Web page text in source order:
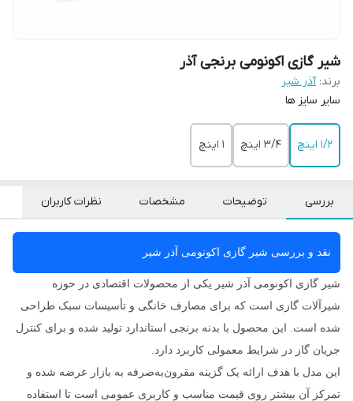
شیر گازی اکونومی برنجی آذر
برند: آذر شیر
سایر سایز ها
۱/۲ اینچ ۳/۴ اینچ ۱ اینچ
بررسی توضیحات مشخصات نظرات کاربران
نقد و بررسی شیر گازی اکونومی آذر شیر
شیر گازی اکونومی آذر شیر یکی از محصولات اقتصادی در حوزه
شیرآلات گازی است که برای مصارف خانگی و تأسیسات سبک طراحی
شده است. این محصول با بدنه برنجی استاندارد تولید شده و برای کنترل
جریان گاز در شرایط معمولی کاربرد دارد.
این مدل با هدف ارائه یک گزینه مقرون‌به‌صرفه به بازار عرضه شده و
تمرکز آن بیشتر روی قیمت مناسب و کاربری عمومی است تا استفاده